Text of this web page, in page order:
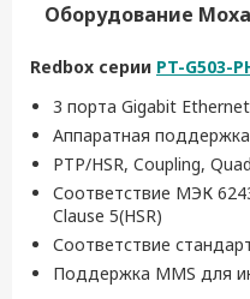
Оборудование
Redbox серии PT-G503-
3 порта Gigabit Ethernet
Аппаратная поддержка
PTP/HSR, Coupling,
Соответствие МЭК
Clause 5(HSR)
Соответствие
Поддержка MMS для